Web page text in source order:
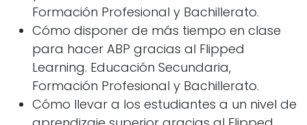
Formación Profesional y Bachillerato.
Cómo disponer de más tiempo en clase
para hacer ABP gracias al Flipped
Learning. Educación Secundaria,
Formación Profesional y Bachillerato.
Cómo llevar a los estudiantes a un nivel de